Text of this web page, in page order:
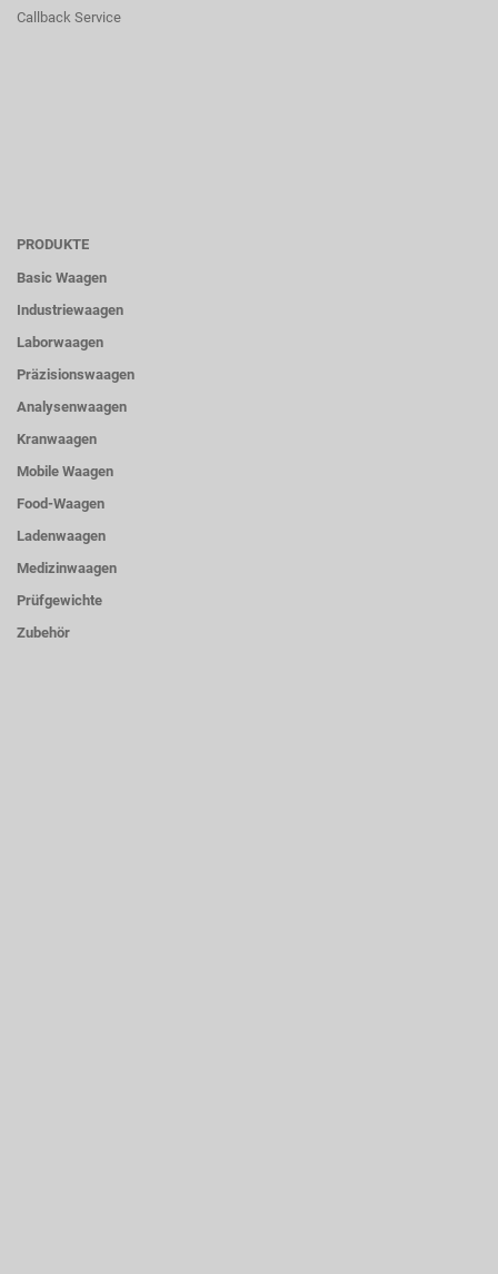
Callback Service
PRODUKTE
Basic Waagen
Industriewaagen
Laborwaagen
Präzisionswaagen
Analysenwaagen
Kranwaagen
Mobile Waagen
Food-Waagen
Ladenwaagen
Medizinwaagen
Prüfgewichte
Zubehör